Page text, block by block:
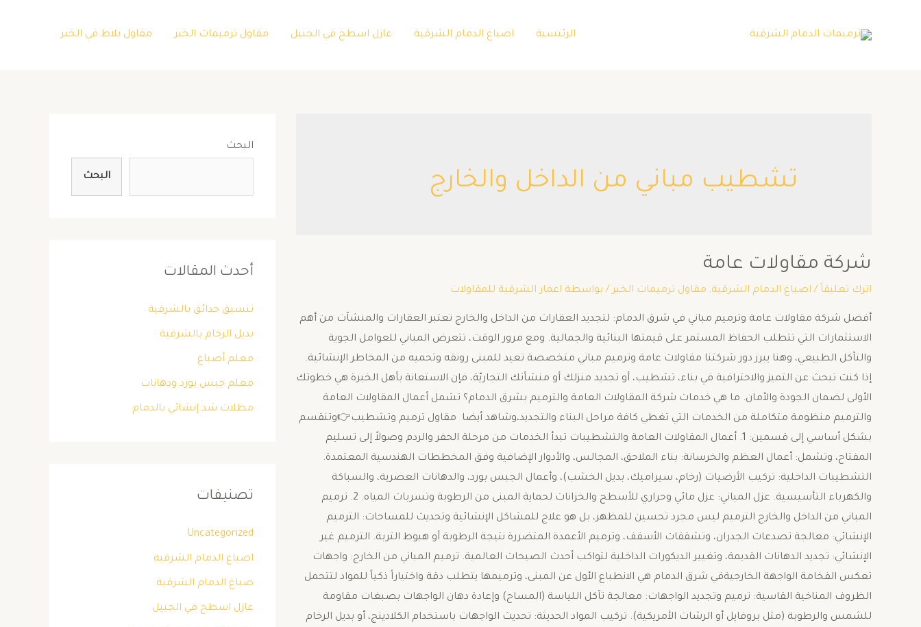
الرئيسية اصباغ الدمام الشرقية عازل اسطح في الجبيل مقاول ترميمات الخبر مقاول بلاط في الخبر
تشطيب مباني من الداخل والخارج
شركة مقاولات عامة
اترك تعليقاً / اصباغ الدمام الشرقية, مقاول ترميمات الخبر/ بواسطة اعمار الشرقية للمقاولات
أفضل شركة مقاولات عامة وترميم مباني في شرق الدمام: لتجديد العقارات من الداخل والخارج ​تعتبر العقارات والمنشآت من أهم
الاستثمارات التي تتطلب الحفاظ المستمر على قيمتها البنائية والجمالية. ومع مرور الوقت، تتعرض المباني للعوامل الجوية
والتآكل الطبيعي، وهنا يبرز دور شركتنا مقاولات عامة وترميم مباني متخصصة تعيد للمبنى رونقه وتحميه من المخاطر الإنشائية. ​
إذا كنت تبحث عن التميز والاحترافية في بناء، تشطيب، أو تجديد منزلك أو منشأتك التجاريّة، فإن الاستعانة بأهل الخبرة هي خطوتك
الأولى لضمان الجودة والأمان. ​ما هي خدمات شركة المقاولات العامة والترميم بشرق الدمام؟ ​تشمل أعمال المقاولات العامة
والترميم منظومة متكاملة من الخدمات التي تغطي كافة مراحل البناء والتجديد،وشاهد أيضا مقاول ترميم وتشطيب👉وتنقسم
بشكل أساسي إلى قسمين: ​1. أعمال المقاولات العامة والتشطيبات ​تبدأ الخدمات من مرحلة الحفر والردم وصولاً إلى تسليم
المفتاح، وتشمل: ​أعمال العظم والخرسانة: بناء الملاحق، المجالس، والأدوار الإضافية وفق المخططات الهندسية المعتمدة. ​
التشطيبات الداخلية: تركيب الأرضيات (رخام، سيراميك، بديل الخشب)، وأعمال الجبس بورد، والدهانات العصرية، والسباكة
والكهرباء التأسيسية. ​عزل المباني: عزل مائي وحراري للأسطح والخزانات لحماية المبنى من الرطوبة وتسربات المياه. ​2. ترميم
المباني من الداخل والخارج ​الترميم ليس مجرد تحسين للمظهر، بل هو علاج للمشاكل الإنشائية وتحديث للمساحات: ​الترميم
الإنشائي: معالجة تصدعات الجدران، وتشققات الأسقف، وترميم الأعمدة المتضررة نتيجة الرطوبة أو هبوط التربة. ​الترميم غير
الإنشائي: تجديد الدهانات القديمة، وتغيير الديكورات الداخلية لتواكب أحدث الصيحات العالمية. ​ترميم المباني من الخارج: واجهات
تعكس الفخامة ​الواجهة الخارجيةفي شرق الدمام هي الانطباع الأول عن المبنى، وترميمها يتطلب دقة واختياراً ذكياً للمواد لتتحمل
الظروف المناخية القاسية: ​ترميم وتجديد الواجهات: معالجة تآكل اللياسة (المساح) وإعادة دهان الواجهات بصبغات مقاومة
للشمس والرطوبة (مثل بروفايل أو الرشات الأمريكية). ​تركيب المواد الحديثة: تحديث الواجهات باستخدام الكلادينج، أو بديل الرخام
البحث
البحث
أحدث المقالات
تنسيق حدائق بالشرقية
بديل الرخام بالشرقية
معلم أصباغ
معلم جبس بورد ودهانات
مظلات شد إنشائي بالدمام
تصنيفات
Uncategorized
اصباغ الدمام الشرقية
صباغ الدمام الشرقية
عازل اسطح في الجبيل